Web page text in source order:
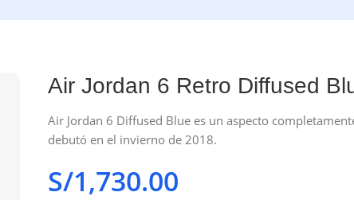
Air Jordan 6 Retro Diffused
Air Jordan 6 Diffused Blue es un aspecto
debutó en el invierno de 2018.
S/1,730.00